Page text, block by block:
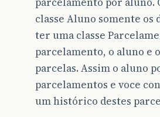
classe Aluno somente os
ter uma classe
parcelamento, o aluno e
parcelas. Assim o aluno
parcelamentos e voce
um histórico destes